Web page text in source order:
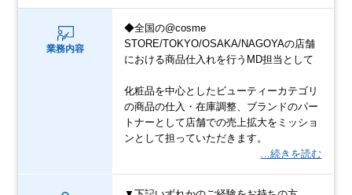
業務内容
◆全国の@cosme
STORE/TOKYO/OSAKA/NAGOYAの店舗
における商品仕入れを行うMD担当として
化粧品を中心としたビューティーカテゴリ
の商品の仕入・在庫調整、ブランドのパー
トナーとして店舗での売上拡大をミッショ
ンとして担っていただきます。
…続きを読む